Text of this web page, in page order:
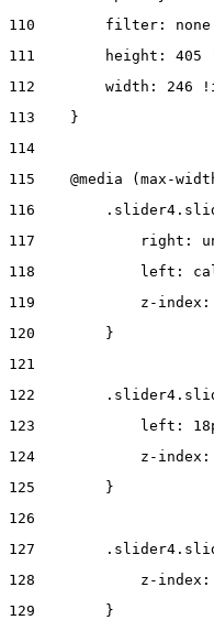
110
filter:
111
height: 405
112
width: 246
113
    }
114
115
@media (max-
116
117
right:
118
left:
119
z-
120
        }
121
122
123
left:
124
z-
125
        }
126
127
128
z-
129
        }